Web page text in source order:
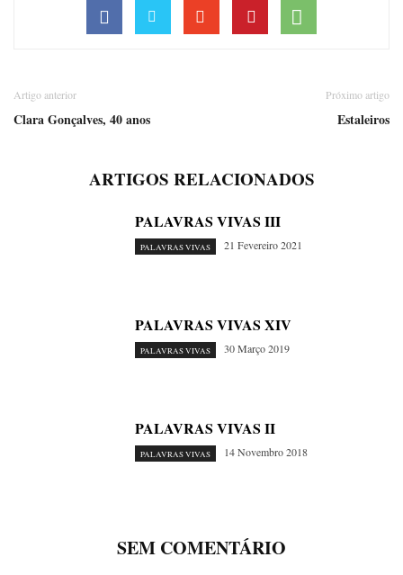
Artigo anterior
Clara Gonçalves, 40 anos
Próximo artigo
Estaleiros
ARTIGOS RELACIONADOS
PALAVRAS VIVAS III
PALAVRAS VIVAS 21 Fevereiro 2021
PALAVRAS VIVAS XIV
PALAVRAS VIVAS 30 Março 2019
PALAVRAS VIVAS II
PALAVRAS VIVAS 14 Novembro 2018
SEM COMENTÁRIO